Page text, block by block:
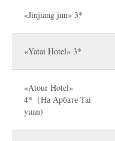
«Jinjiang jnn» 3*
«Yatai Hotel» 3*
«Atour Hotel»
4*（На Арбате Tai
yuan)